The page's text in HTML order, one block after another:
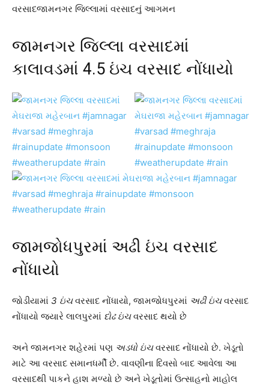
વરસાદજામનગર જિલ્લામાં વરસાદનું આગમન
જામનગર જિલ્લા વરસાદમાં
કાલાવડમાં 4.5 ઇંચ વરસાદ નોંધાયો
જામજોધપુરમાં અઢી ઇંચ વરસાદ
નોંધાયો
જોડીયામાં 3 ઇંચવરસાદ નોંધાયો, જામજોધપુરમાં અઢી ઇંચવરસાદ
નોંધાયો જયારે લાલપુરમાં દોઢ ઇંચવરસાદ થયો છે
અને જામનગર શહેરમાં પણ અડધો ઇંચવરસાદ નોંધાયો છે. ખેડૂતો
માટે આ વરસાદ સમાનધર્મી છે. વાવણીના દિવસો બાદ આવેલા આ
વરસાદથી પાકને હાશ મળ્યો છે અને ખેડૂતોમાં ઉત્સાહનો માહોલ